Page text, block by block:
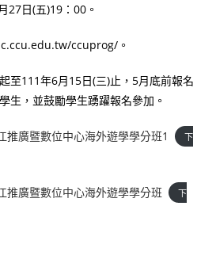
27日(五)19：00。
ccuprog/。
至111年6月15日(三)止，5月底前報名
生，並鼓勵學生踴躍報名參加。
推廣暨數位中心海外遊學學分班1
下
推廣暨數位中心海外遊學學分班
下